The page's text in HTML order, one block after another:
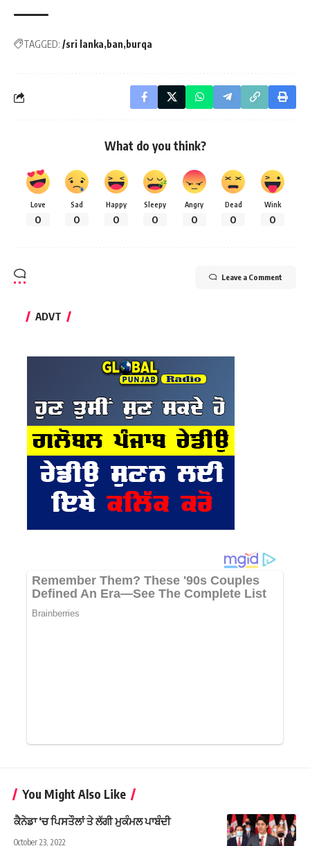
TAGGED: /sri lanka ban burqa
What do you think?
Love
0
Sad
0
Happy
0
Sleepy
0
Angry
0
Dead
0
Wink
0
Leave a Comment
ADVT
You Might Also Like
ਕੈਨੇਡਾ ‘ਚ ਪਿਸਤੌਲਾਂ ਤੇ ਲੱਗੀ ਮੁਕੰਮਲ ਪਾਬੰਦੀ
October 23, 2022